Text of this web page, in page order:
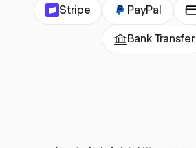
Stripe PayPal
Bank Transfer